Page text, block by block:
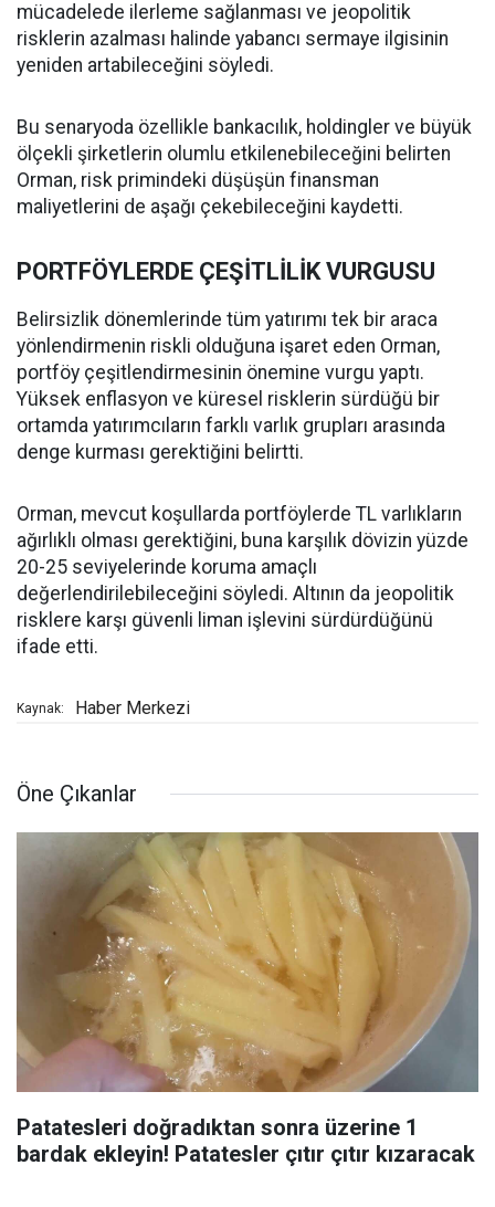
mücadelede ilerleme sağlanması ve jeopolitik
risklerin azalması halinde yabancı sermaye ilgisinin
yeniden artabileceğini söyledi.
Bu senaryoda özellikle bankacılık, holdingler ve büyük
ölçekli şirketlerin olumlu etkilenebileceğini belirten
Orman, risk primindeki düşüşün finansman
maliyetlerini de aşağı çekebileceğini kaydetti.
PORTFÖYLERDE ÇEŞİTLİLİK VURGUSU
Belirsizlik dönemlerinde tüm yatırımı tek bir araca
yönlendirmenin riskli olduğuna işaret eden Orman,
portföy çeşitlendirmesinin önemine vurgu yaptı.
Yüksek enflasyon ve küresel risklerin sürdüğü bir
ortamda yatırımcıların farklı varlık grupları arasında
denge kurması gerektiğini belirtti.
Orman, mevcut koşullarda portföylerde TL varlıkların
ağırlıklı olması gerektiğini, buna karşılık dövizin yüzde
20-25 seviyelerinde koruma amaçlı
değerlendirilebileceğini söyledi. Altının da jeopolitik
risklere karşı güvenli liman işlevini sürdürdüğünü
ifade etti.
Kaynak: Haber Merkezi
Öne Çıkanlar
Patatesleri doğradıktan sonra üzerine 1
bardak ekleyin! Patatesler çıtır çıtır kızaracak